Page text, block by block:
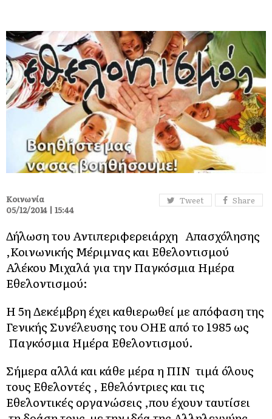
Tweet Share
Κοινωνία
05/12/2014 | 15:44
Δήλωση του Αντιπεριφερειάρχη Απασχόλησης
,Κοινωνικής Μέριμνας και Εθελοντισμού
Αλέκου Μιχαλά για την Παγκόσμια Ημέρα
Εθελοντισμού:
Η 5η Δεκέμβρη έχει καθιερωθεί με απόφαση της
Γενικής Συνέλευσης του ΟΗΕ από το 1985 ως
Παγκόσμια Ημέρα Εθελοντισμού.
Σήμερα αλλά και κάθε μέρα η ΠΙΝ τιμά όλους
τους Εθελοντές , Εθελόντριες και τις
Εθελοντικές οργανώσεις ,που έχουν ταυτίσει